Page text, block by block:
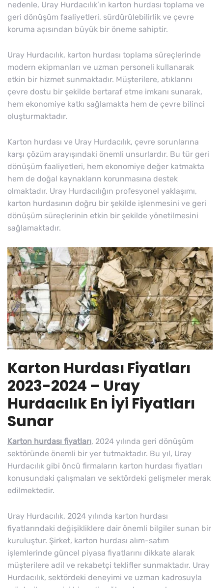
nedenle, Uray Hurdacılık’ın karton hurdası toplama ve
geri dönüşüm faaliyetleri, sürdürülebilirlik ve çevre
koruma açısından büyük bir öneme sahiptir.
Uray Hurdacılık, karton hurdası toplama süreçlerinde
modern ekipmanları ve uzman personeli kullanarak
etkin bir hizmet sunmaktadır. Müşterilere, atıklarını
çevre dostu bir şekilde bertaraf etme imkanı sunarak,
hem ekonomiye katkı sağlamakta hem de çevre bilinci
oluşturmaktadır.
Karton hurdası ve Uray Hurdacılık, çevre sorunlarına
karşı çözüm arayışındaki önemli unsurlardır. Bu tür geri
dönüşüm faaliyetleri, hem ekonomiye değer katmakta
hem de doğal kaynakların korunmasına destek
olmaktadır. Uray Hurdacılığın profesyonel yaklaşımı,
karton hurdasının doğru bir şekilde işlenmesini ve geri
dönüşüm süreçlerinin etkin bir şekilde yönetilmesini
sağlamaktadır.
Karton Hurdası Fiyatları
2023-2024 – Uray
Hurdacılık En İyi Fiyatları
Sunar
Karton hurdası fiyatları, 2024 yılında geri dönüşüm
sektöründe önemli bir yer tutmaktadır. Bu yıl, Uray
Hurdacılık gibi öncü firmaların karton hurdası fiyatları
konusundaki çalışmaları ve sektördeki gelişmeler merak
edilmektedir.
Uray Hurdacılık, 2024 yılında karton hurdası
fiyatlarındaki değişikliklere dair önemli bilgiler sunan bir
kuruluştur. Şirket, karton hurdası alım-satım
işlemlerinde güncel piyasa fiyatlarını dikkate alarak
müşterilere adil ve rekabetçi teklifler sunmaktadır. Uray
Hurdacılık, sektördeki deneyimi ve uzman kadrosuyla